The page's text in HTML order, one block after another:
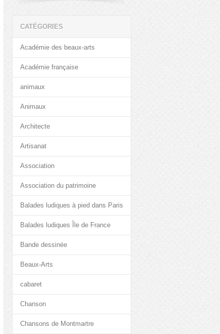
CATÉGORIES
Académie des beaux-arts
Académie française
animaux
Animaux
Architecte
Artisanat
Association
Association du patrimoine
Balades ludiques à pied dans Paris
Balades ludiques Île de France
Bande dessinée
Beaux-Arts
cabaret
Chanson
Chansons de Montmartre